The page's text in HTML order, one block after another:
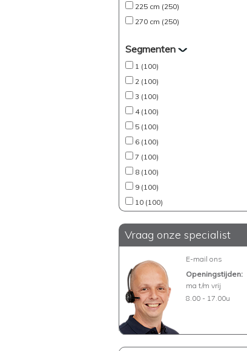
225 cm (250)
270 cm (250)
Segmenten
1 (100)
2 (100)
3 (100)
4 (100)
5 (100)
6 (100)
7 (100)
8 (100)
9 (100)
10 (100)
Vraag onze specialist
E-mail ons
Openingstijden:
ma t/m vrij
8.00 - 17.00u